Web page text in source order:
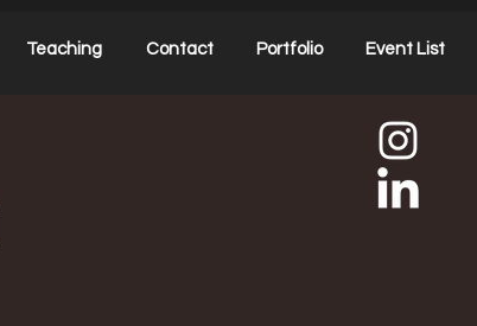
Teaching Contact Portfolio Event List